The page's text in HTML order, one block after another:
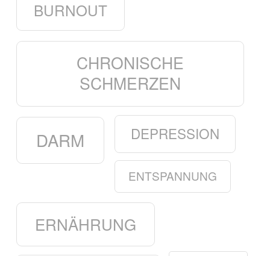
BURNOUT
CHRONISCHE
SCHMERZEN
DARM DEPRESSION
ENTSPANNUNG
ERNÄHRUNG